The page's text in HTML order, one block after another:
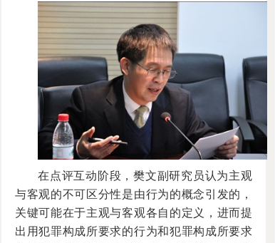
在点评互动阶段，樊文副研究员认为主观
与客观的不可区分性是由行为的概念引发的，
关键可能在于主观与客观各自的定义，进而提
出用犯罪构成所要求的行为和犯罪构成所要求